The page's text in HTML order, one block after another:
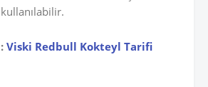
Viski Redbull Kokteyl Tarifi